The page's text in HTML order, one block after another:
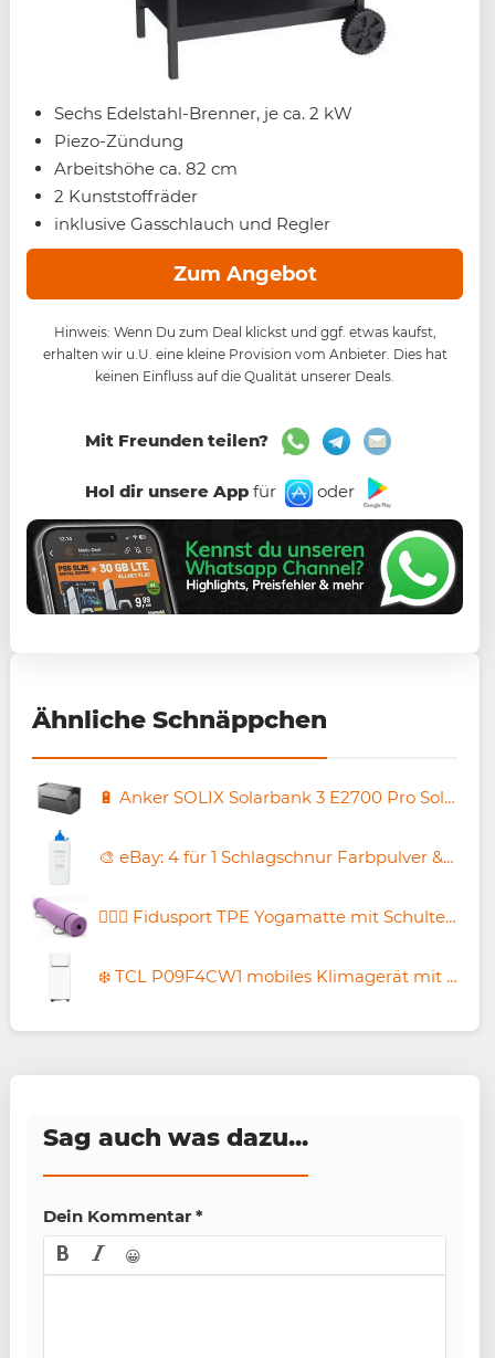
Sechs Edelstahl-Brenner, je ca. 2 kW
Piezo-Zündung
Arbeitshöhe ca. 82 cm
2 Kunststoffräder
inklusive Gasschlauch und Regler
Zum Angebot
Hinweis: Wenn Du zum Deal klickst und ggf. etwas kaufst,
erhalten wir u.U. eine kleine Provision vom Anbieter. Dies hat
keinen Einfluss auf die Qualität unserer Deals.
Mit Freunden teilen?
Hol dir unsere Appfür oder
Ähnliche Schnäppchen
🔋 Anker SOLIX Solarbank 3 E2700 Pro Solarstromspeicher 2.688Wh für 732,28€ (statt 822€)
🎨 eBay: 4 für 1 Schlagschnur Farbpulver & Schnüre – z.B. 4 x 400g in Blau für 9,96€ (statt 40€)
🧘🏻‍♂️ Fidusport TPE Yogamatte mit Schultergurt für 9,99€ (statt 20€)
❄️ TCL P09F4CW1 mobiles Klimagerät mit 9.000 BTU für 299,99€ (statt 455€)
Sag auch was dazu...
Dein Kommentar *
😀